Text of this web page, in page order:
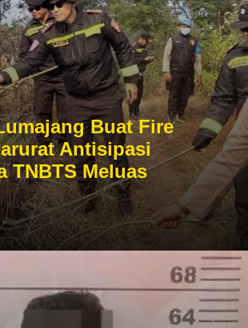
Buat Fire
Antisipasi
TNBTS Meluas